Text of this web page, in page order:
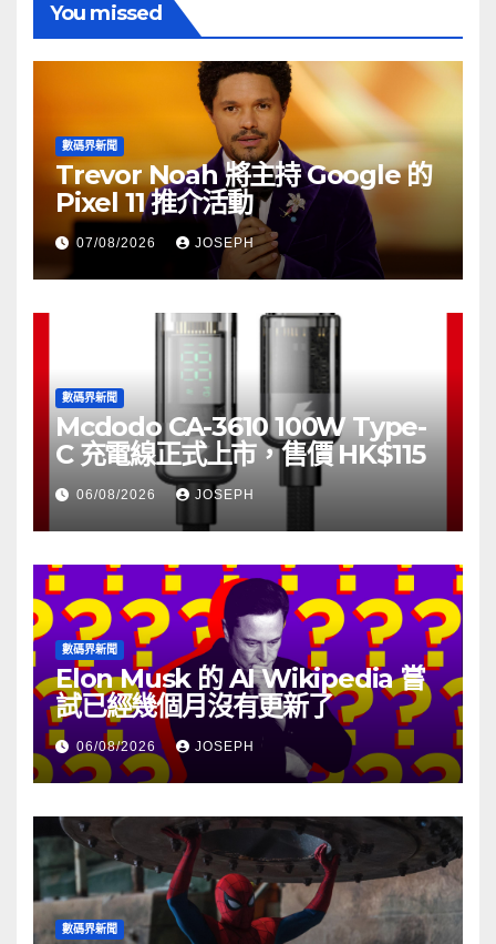
You missed
數碼界新聞
Trevor Noah 將主持 Google 的
Pixel 11 推介活動
07/08/2026 JOSEPH
數碼界新聞
Mcdodo CA-3610 100W Type-
C 充電線正式上市，售價 HK$115
06/08/2026 JOSEPH
數碼界新聞
Elon Musk 的 AI Wikipedia 嘗
試已經幾個月沒有更新了
06/08/2026 JOSEPH
數碼界新聞